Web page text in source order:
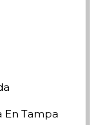
En Tampa